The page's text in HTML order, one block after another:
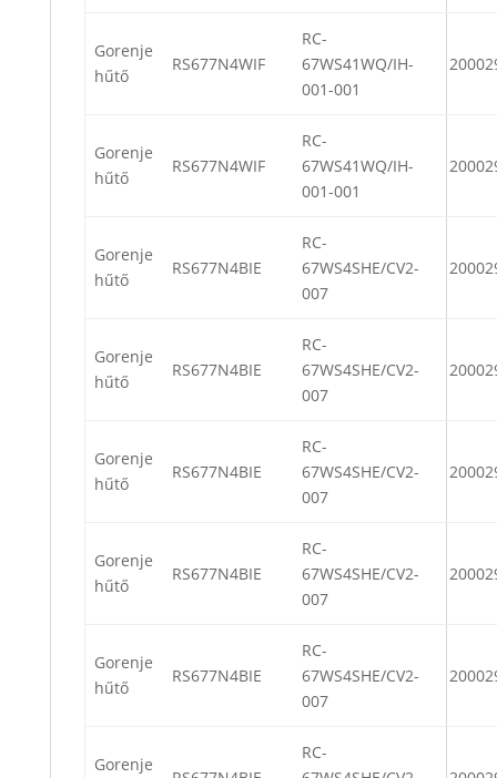
Gorenje
hűtő
RS677N4WIF
RC-
67WS41WQ/IH-
001-001
Gorenje
hűtő
RS677N4WIF
RC-
67WS41WQ/IH-
001-001
Gorenje
hűtő
RS677N4BIE
RC-
67WS4SHE/CV2-
007
Gorenje
hűtő
RS677N4BIE
RC-
67WS4SHE/CV2-
007
Gorenje
hűtő
RS677N4BIE
RC-
67WS4SHE/CV2-
007
Gorenje
hűtő
RS677N4BIE
RC-
67WS4SHE/CV2-
007
Gorenje
hűtő
RS677N4BIE
RC-
67WS4SHE/CV2-
007
Gorenje
RC-